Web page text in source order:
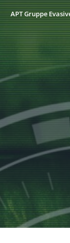
APT Gruppe